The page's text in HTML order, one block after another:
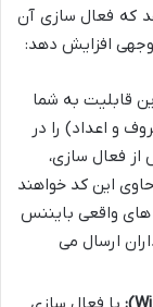
که فعال سازی آن
افزایش دهد:
قابلیت به شما
و اعداد) را در
فعال سازی،
این کد خواهند
های واقعی بایننس
ارسال می